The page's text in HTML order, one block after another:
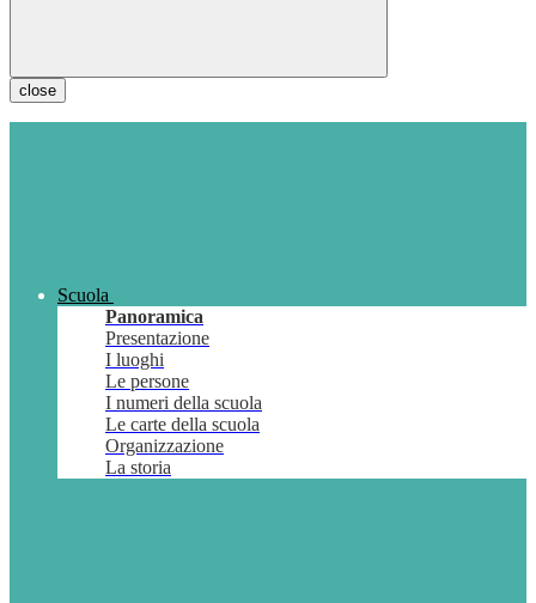
close
Scuola
Panoramica
Presentazione
I luoghi
Le persone
I numeri della scuola
Le carte della scuola
Organizzazione
La storia